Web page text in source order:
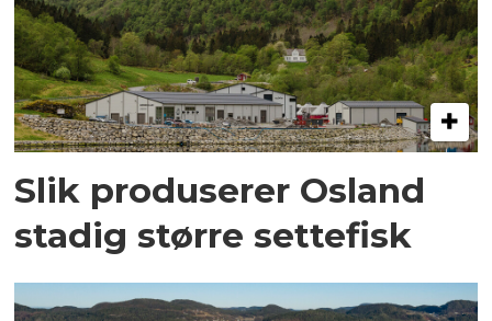
Slik produserer Osland
stadig større settefisk